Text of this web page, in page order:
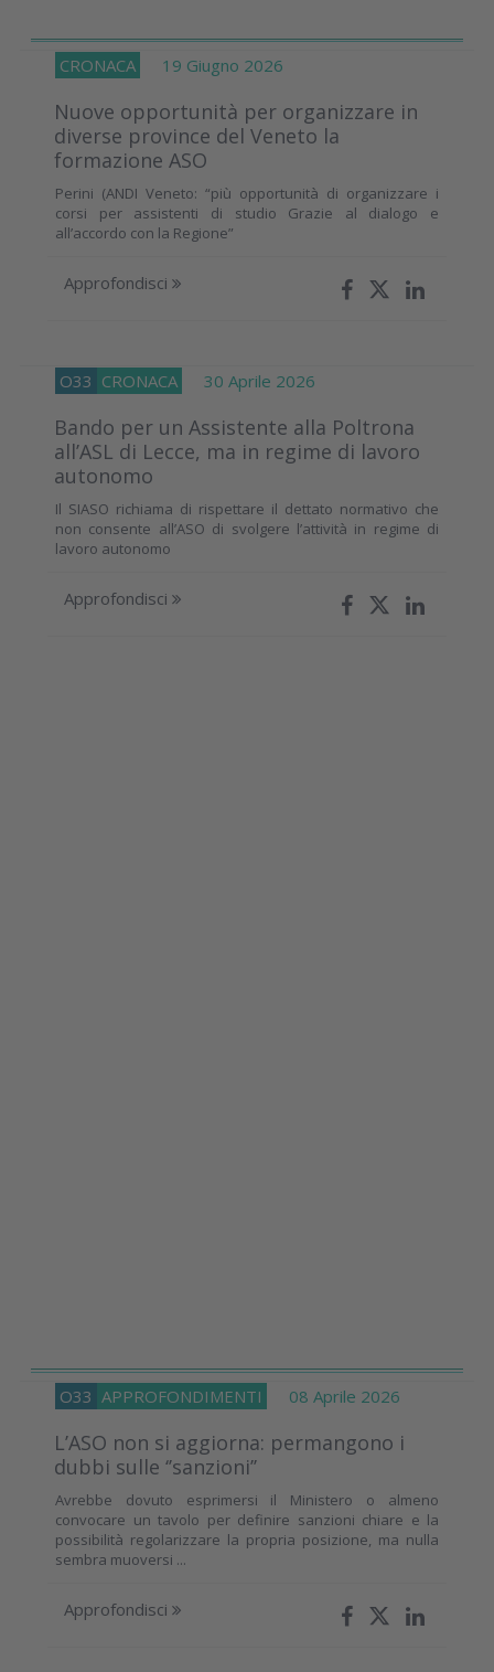
CRONACA 19 Giugno 2026
Nuove opportunità per organizzare in
diverse province del Veneto la
formazione ASO
Perini (ANDI Veneto: “più opportunità di organizzare i
corsi per assistenti di studio Grazie al dialogo e
all’accordo con la Regione”
Approfondisci
O33 CRONACA 30 Aprile 2026
Bando per un Assistente alla Poltrona
all’ASL di Lecce, ma in regime di lavoro
autonomo
Il SIASO richiama di rispettare il dettato normativo che
non consente all’ASO di svolgere l’attività in regime di
lavoro autonomo
Approfondisci
O33 APPROFONDIMENTI 08 Aprile 2026
L’ASO non si aggiorna: permangono i
dubbi sulle ‘’sanzioni’’
Avrebbe dovuto esprimersi il Ministero o almeno
convocare un tavolo per definire sanzioni chiare e la
possibilità regolarizzare la propria posizione, ma nulla
sembra muoversi ...
Approfondisci